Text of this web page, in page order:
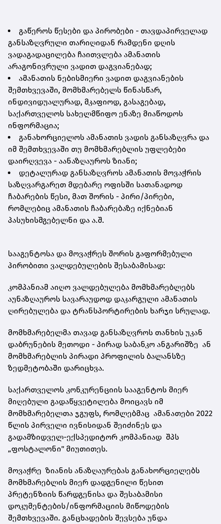
გაწეროს წესები და პირობები - თავდაპირველად
განსაზღვრული თარიღიდან რამდენი დღის
ვადაგადაცილება ჩაითვლება ამანათის
არაგონივრული ვადით დაგვიანებად;
ამანათის ნებისმიერი ვადით დაგვიანების
შემთხვევაში, მომხმარებელს წინასწარ,
ინდივიდუალურად, მკაფიოდ, გასაგებად,
საქართველოს სახელმწიფო ენაზე მიაწოდოს
ინფორმაცია;
განახორციელოს ამანათის ვადის განსაზღვრა და
იმ შემთხვევაში თუ მომხმარებლის უფლებები
დაირღვევა - აანაზღაუროს ზიანი;
დეტალურად განსაზღვროს ამანათის მოვაჭრის
საზღვარგარეთ მდებარე ოფისში სათანადოდ
ჩაბარების წესი, მათ შორის - პირი/პირები,
რომლებიც ამანათის ჩაბარებაზე იქნებიან
პასუხისმგებელნი და ა.შ.
სააგენტოსა და მოვაჭრეს შორის გაფორმებული
პირობითი ვალდებულების შესაბამისად:
კომპანიამ აიღო ვალდებულება მომხმარებლებს
აუნაზღაუროს სავარაუდოდ დაკარგული ამანათის
ღირებულება და ტრანსპორტირების ხარჯი სრულად.
მომხმარებელმა თავად განსაზღვროს თანხის უკან
დაბრუნების მეთოდი - პირად საბანკო ანგარიშზე ან
მომხმარებლის პირადი პროფილის ბალანსზე
ზედმეტობაში დარიცხვა.
საქართველოს კონკურენციის სააგენტოს მიერ
მიღებული გადაწყვეტილება მოიცავს იმ
მომხმარებელთა ჯგუფს, რომლებმაც ამანათები 2022
წლის პირველი ივნისიდან შეიძინეს და
გადამზიდველ-ექსპედიტორ კომპანიად შპს
„ფოსტალონი" მიუთითეს.
მოვაჭრე ზიანის ანაზღაურებას განახორციელებს
მომხმარებლის მიერ დადგენილი წესით
პრეტენზიის წარდგენისა და შესაბამისი
დოკუმენტების/ინფორმაციის მიწოდების
შემთხვევაში. განცხადების შევსება უნდა